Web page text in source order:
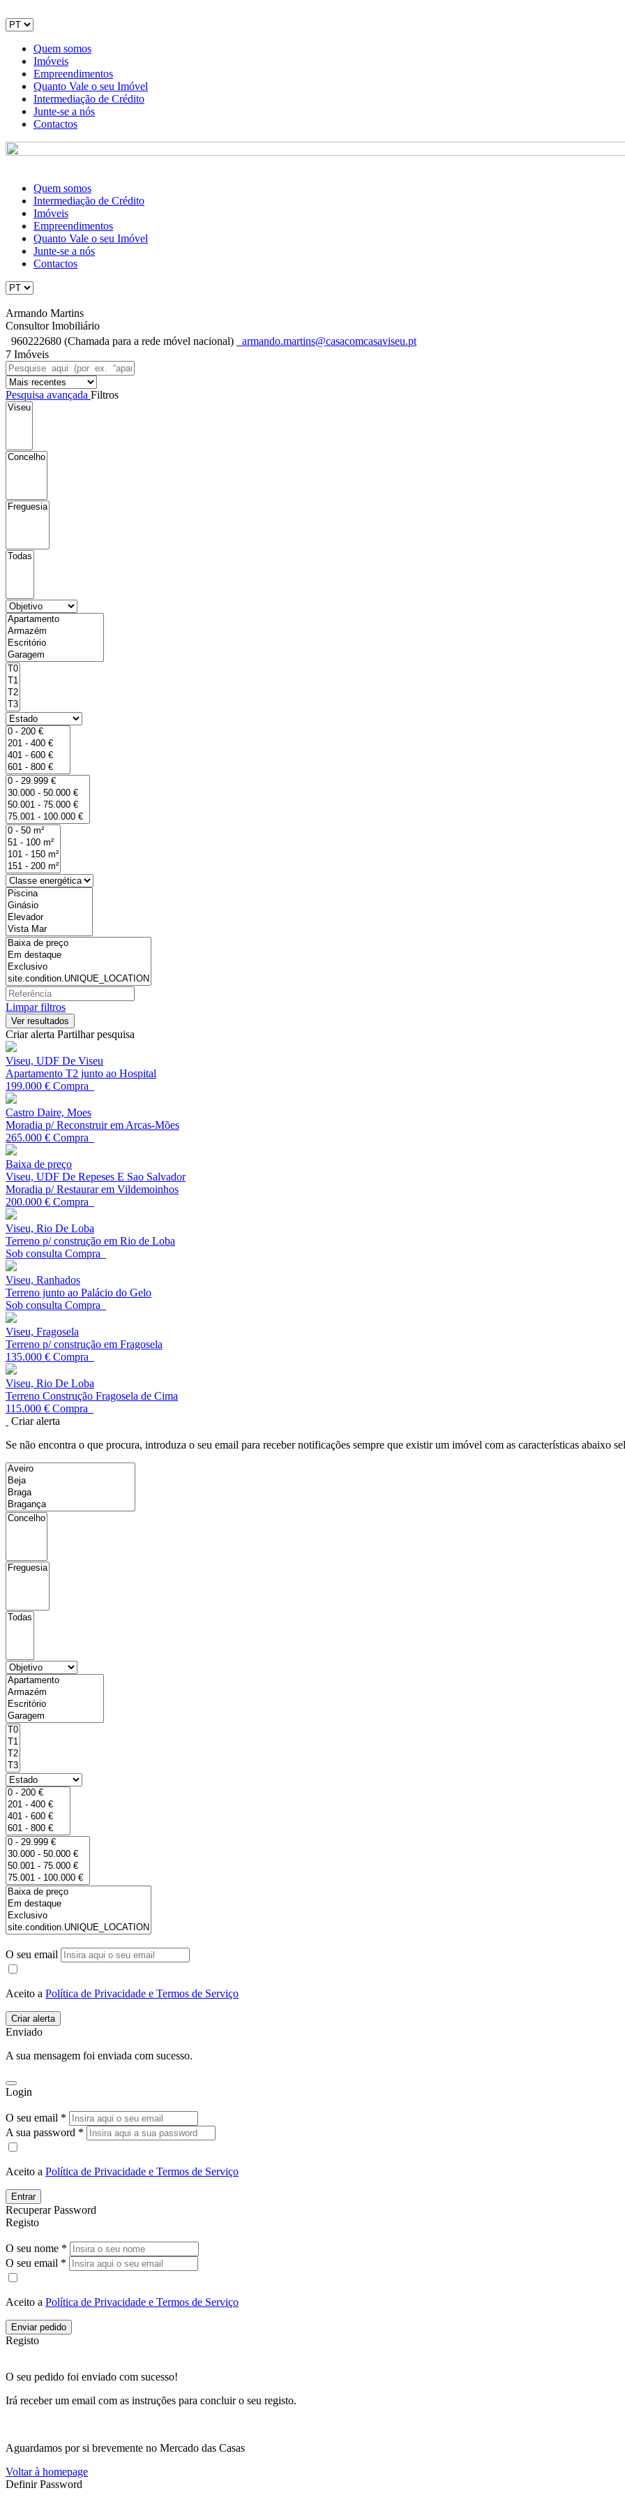
Quem somos
Imóveis
Empreendimentos
Quanto Vale o seu Imóvel
Intermediação de Crédito
Junte-se a nós
Contactos
Quem somos
Intermediação de Crédito
Imóveis
Empreendimentos
Quanto Vale o seu Imóvel
Junte-se a nós
Contactos
Armando Martins
Consultor Imobiliário
960222680 (Chamada para a rede móvel nacional)
armando.martins@casacomcasaviseu.pt
7 Imóveis
Pesquisa avançada Filtros
Limpar filtros
Criar alerta Partilhar pesquisa
Viseu, UDF De Viseu
Apartamento T2 junto ao Hospital
199.000 € Compra
Castro Daire, Moes
Moradia p/ Reconstruir em Arcas-Mões
265.000 € Compra
Baixa de preço
Viseu, UDF De Repeses E Sao Salvador
Moradia p/ Restaurar em Vildemoinhos
200.000 € Compra
Viseu, Rio De Loba
Terreno p/ construção em Rio de Loba
Sob consulta Compra
Viseu, Ranhados
Terreno junto ao Palácio do Gelo
Sob consulta Compra
Viseu, Fragosela
Terreno p/ construção em Fragosela
135.000 € Compra
Viseu, Rio De Loba
Terreno Construção Fragosela de Cima
115.000 € Compra
Criar alerta
Se não encontra o que procura, introduza o seu email para receber notificações sempre que existir um imóvel com as características abaixo
O seu email
Aceito a Política de Privacidade e Termos de Serviço
Enviado
A sua mensagem foi enviada com sucesso.
Login
O seu email *
A sua password *
Aceito a Política de Privacidade e Termos de Serviço
Entrar
Recuperar Password
Registo
O seu nome *
O seu email *
Aceito a Política de Privacidade e Termos de Serviço
Enviar pedido
Registo
O seu pedido foi enviado com sucesso!
Irá receber um email com as instruções para concluir o seu registo.
Aguardamos por si brevemente no Mercado das Casas
Voltar à homepage
Definir Password